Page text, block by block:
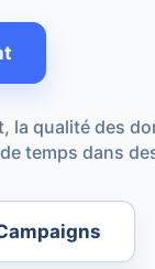
qualité des
temps dans